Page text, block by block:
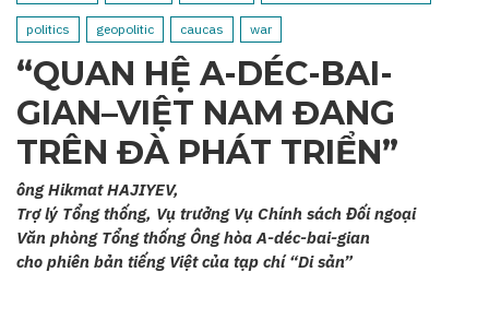
politics geopolitic caucas war
“QUAN HỆ A-DÉC-BAI-
GIAN–VIỆT NAM ĐANG
TRÊN ĐÀ PHÁT TRIỂN”
ông Hikmat HAJIYEV,
Trợ lý Tổng thống, Vụ trưởng Vụ Chính sách Đối ngoại
Văn phòng Tổng thống Ông hòa A-déc-bai-gian
cho phiên bản tiếng Việt của tạp chí “Di sản”